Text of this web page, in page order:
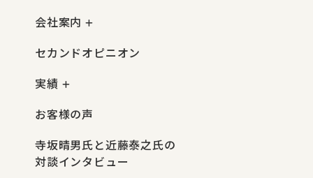
会社案内
セカンドオピニオン
実績
お客様の声
寺坂晴男氏と近藤泰之氏の
対談インタビュー